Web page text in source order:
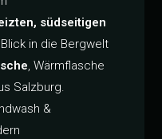
südseitigen
in die Bergwelt
, Wärmflasche
Salzburg.
&